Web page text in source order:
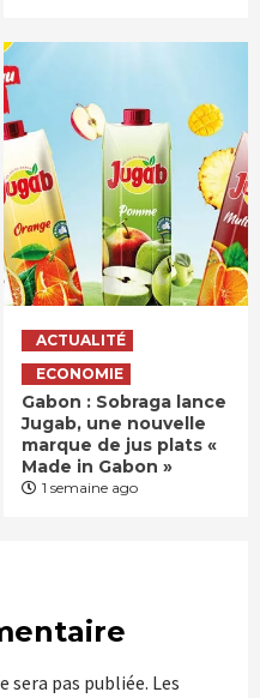
ACTUALITÉ
ECONOMIE
Gabon : Sobraga lance
Jugab, une nouvelle
marque de jus plats «
Made in Gabon »
1 semaine ago
sera pas publiée. Les